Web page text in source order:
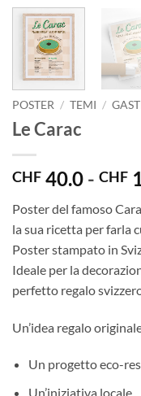
POSTER / TEMI /
Le Carac
CHF 40.0 - CHF
Poster del famoso
la sua ricetta per farla
Poster stampato in
Ideale per la
perfetto regalo
Un’idea regalo
Un progetto eco-
Un’iniziativa locale